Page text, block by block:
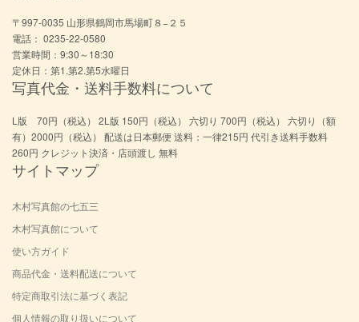
〒997-0035 山形県鶴岡市馬場町８−２５
電話： 0235-22-0580
営業時間：9:30～18:30
定休日：第1.第2.第5水曜日
写真代金・送料手数料について
L版 70円（税込） 2L版 150円（税込） 六切り 700円（税込） 六切り（額
有）2000円（税込） 配送は日本郵便 送料：一律215円 代引き送料手数料
260円 クレジット決済・店頭渡し 無料
サイトマップ
木村写真館の七五三
木村写真館について
使い方ガイド
商品代金・送料配送について
特定商取引法に基づく表記
個人情報の取り扱いについて